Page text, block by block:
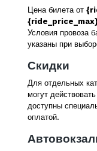
Цена билета от
{ride_price_max}
Условия провоза
указаны при
Скидки
Для отдельных
могут
доступны
оплатой.